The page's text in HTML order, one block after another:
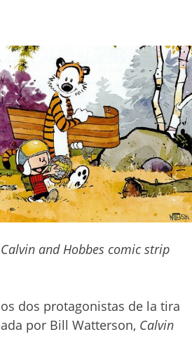
Calvin and Hobbes comic strip
dos protagonistas de la tira
por Bill Watterson, Calvin